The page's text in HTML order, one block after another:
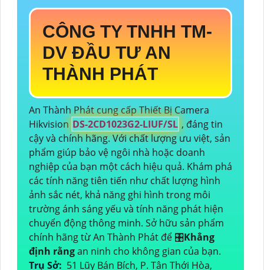
CÔNG TY TNHH TM-
DV ĐẦU TƯ AN
THÀNH PHÁT
An Thành Phát cung cấp Thiết Bị Camera
Hikvision DS-2CD1023G2-LIUF/SL , đáng tin
cậy và chính hãng. Với chất lượng ưu việt, sản
phẩm giúp bảo vệ ngôi nhà hoặc doanh
nghiệp của bạn một cách hiệu quả. Khám phá
các tính năng tiên tiến như chất lượng hình
ảnh sắc nét, khả năng ghi hình trong môi
trường ánh sáng yếu và tính năng phát hiện
chuyển động thông minh. Sở hữu sản phẩm
chính hãng từ An Thành Phát để 🎛Khẳng
định rằngan ninh cho không gian của bạn.
Trụ Sở: 51 Lũy Bán Bích, P. Tân Thới Hòa,